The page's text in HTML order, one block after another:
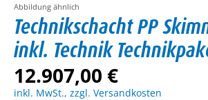
Abbildung ähnlich
Technikschacht PP
inkl. Technik
12.907,00 €
inkl. MwSt., zzgl. Versandkosten